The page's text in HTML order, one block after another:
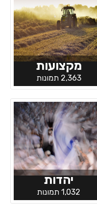
מקצועות
2,363 תמונות
יהדות
1,032 תמונות